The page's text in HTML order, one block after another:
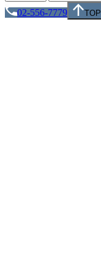
02-556-7779
TOP